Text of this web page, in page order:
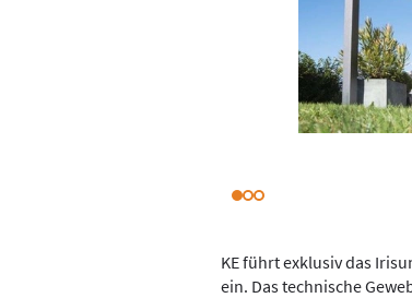
KE führt exklusiv das
ein. Das technische